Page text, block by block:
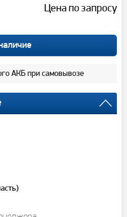
Цена по запросу
АКБ при самовывозе